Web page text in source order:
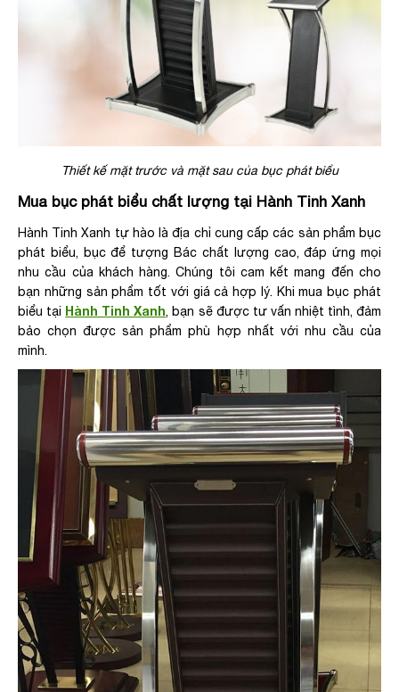
Thiết kế mặt trước và mặt sau của bục phát biểu
Mua bục phát biểu chất lượng tại Hành Tinh Xanh
Hành Tinh Xanh tự hào là địa chỉ cung cấp các sản phẩm bục
phát biểu, bục để tượng Bác chất lượng cao, đáp ứng mọi
nhu cầu của khách hàng. Chúng tôi cam kết mang đến cho
bạn những sản phẩm tốt với giá cả hợp lý. Khi mua bục phát
biểu tại Hành Tinh Xanh, bạn sẽ được tư vấn nhiệt tình, đảm
bảo chọn được sản phẩm phù hợp nhất với nhu cầu của
mình.